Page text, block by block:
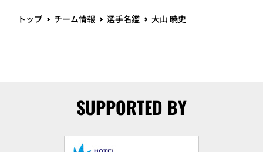
トップ チーム情報 選手名鑑 大山 暁史
SUPPORTED BY